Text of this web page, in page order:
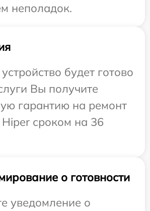
неполадок.
будет готово
Вы получите
гарантию на ремонт
Hiper сроком на 36
о готовности
уведомление о